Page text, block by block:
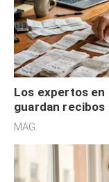
Los expertos
guardan
son
MAG.